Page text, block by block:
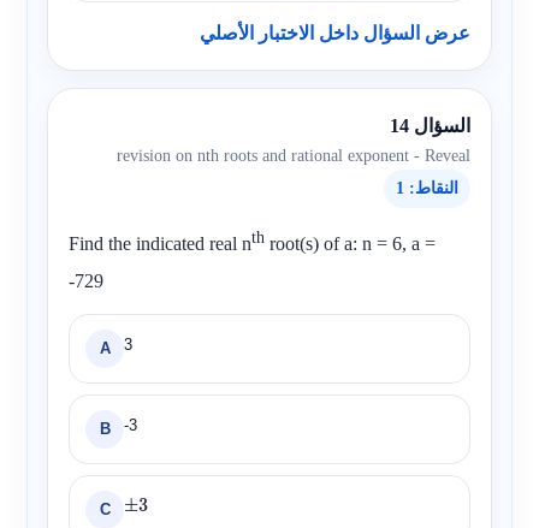
عرض السؤال داخل الاختبار الأصلي
السؤال 14
revision on nth roots and rational exponent - Reveal
النقاط: 1
Find the indicated realnth root(s) of a: n = 6, a =
-729
A 3
B -3
C ±3